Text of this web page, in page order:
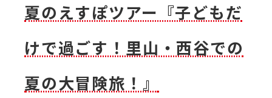
夏のえすぽツアー『子どもだ
けで過ごす！里山・西谷での
夏の大冒険旅！』